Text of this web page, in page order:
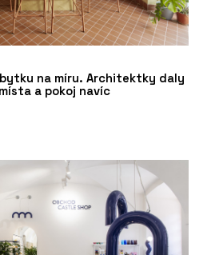
na míru. Architektky daly
a pokoj navíc